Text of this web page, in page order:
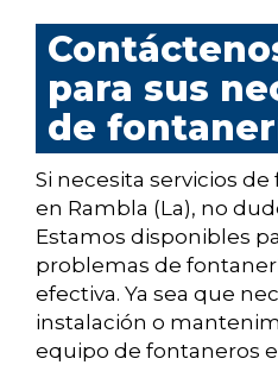
para sus
de
Si necesita servicios
en Rambla (La), no
Estamos disponibles
problemas de
efectiva. Ya sea que
instalación o
equipo de fontaneros